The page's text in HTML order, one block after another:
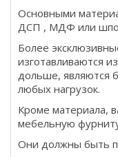
Основными
ДСП , МДФ или
Более
изготавливаются
дольше, являются
любых нагрузок.
Кроме материала,
мебельную
Они должны быть